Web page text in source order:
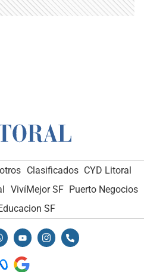
Clasificados CYD Litoral
VivíMejor SF Puerto Negocios
SF